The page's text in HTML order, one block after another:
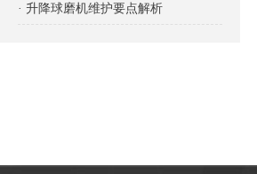
· 升降球磨机维护要点解析